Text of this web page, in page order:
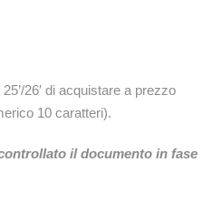
26′ di acquistare a prezzo
10 caratteri).
il documento in fase